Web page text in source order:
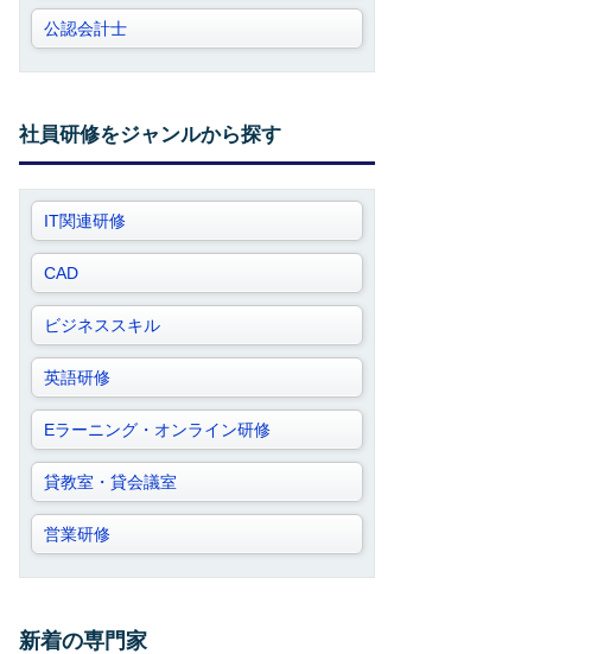
公認会計士
社員研修をジャンルから探す
IT関連研修
CAD
ビジネススキル
英語研修
Eラーニング・オンライン研修
貸教室・貸会議室
営業研修
新着の専門家